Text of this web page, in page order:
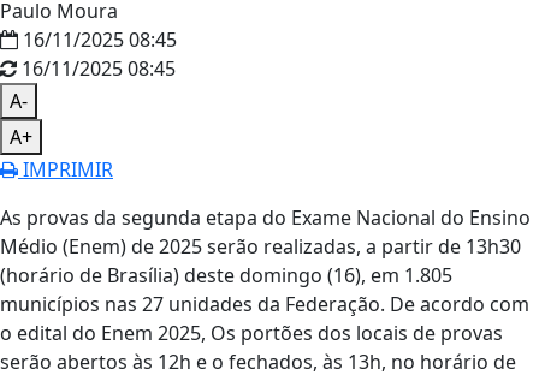
Paulo Moura
16/11/2025 08:45
16/11/2025 08:45
A-
A+
IMPRIMIR
As provas da segunda etapa do Exame Nacional do Ensino
Médio (Enem) de 2025 serão realizadas, a partir de 13h30
(horário de Brasília) deste domingo (16), em 1.805
municípios nas 27 unidades da Federação. De acordo com
o edital do Enem 2025, Os portões dos locais de provas
serão abertos às 12h e o fechados, às 13h, no horário de